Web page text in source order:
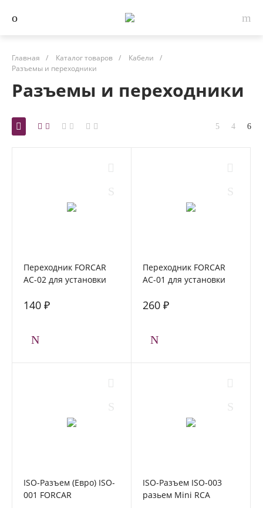
Главная / Каталог товаров / Кабели
/
Разъемы и переходники
Разъемы и переходники
Переходник FORCAR
AC-02 для установки
Sandero, Duster, Largus
140 ₽
Переходник FORCAR
AC-01 для установки
Nissan Murano
260 ₽
ISO-Разъем (Евро) ISO-
001 FORCAR
ISO-Разъем ISO-003
разьем Mini RCA